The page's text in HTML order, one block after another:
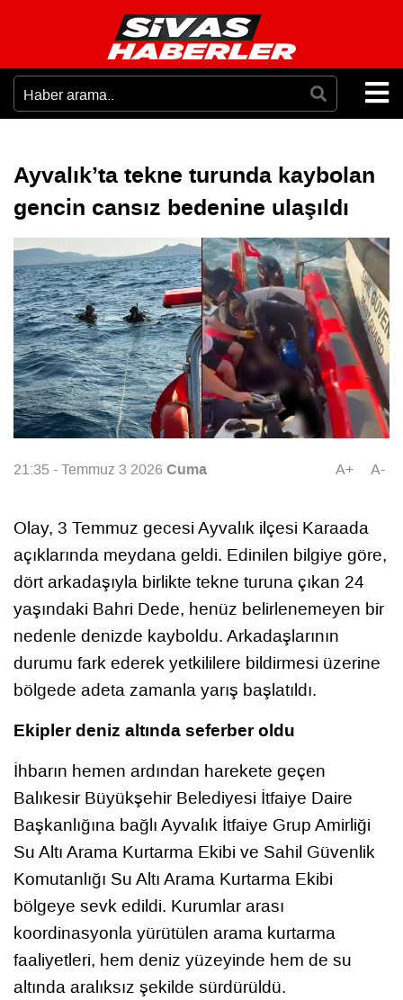
Ayvalık’ta tekne turunda kaybolan
gencin cansız bedenine ulaşıldı
21:35 - Temmuz 3 2026 Cuma A+ A-
Olay, 3 Temmuz gecesi Ayvalık ilçesi Karaada
açıklarında meydana geldi. Edinilen bilgiye göre,
dört arkadaşıyla birlikte tekne turuna çıkan 24
yaşındaki Bahri Dede, henüz belirlenemeyen bir
nedenle denizde kayboldu. Arkadaşlarının
durumu fark ederek yetkililere bildirmesi üzerine
bölgede adeta zamanla yarış başlatıldı.
Ekipler deniz altında seferber oldu
İhbarın hemen ardından harekete geçen
Balıkesir Büyükşehir Belediyesi İtfaiye Daire
Başkanlığına bağlı Ayvalık İtfaiye Grup Amirliği
Su Altı Arama Kurtarma Ekibi ve Sahil Güvenlik
Komutanlığı Su Altı Arama Kurtarma Ekibi
bölgeye sevk edildi. Kurumlar arası
koordinasyonla yürütülen arama kurtarma
faaliyetleri, hem deniz yüzeyinde hem de su
altında aralıksız şekilde sürdürüldü.